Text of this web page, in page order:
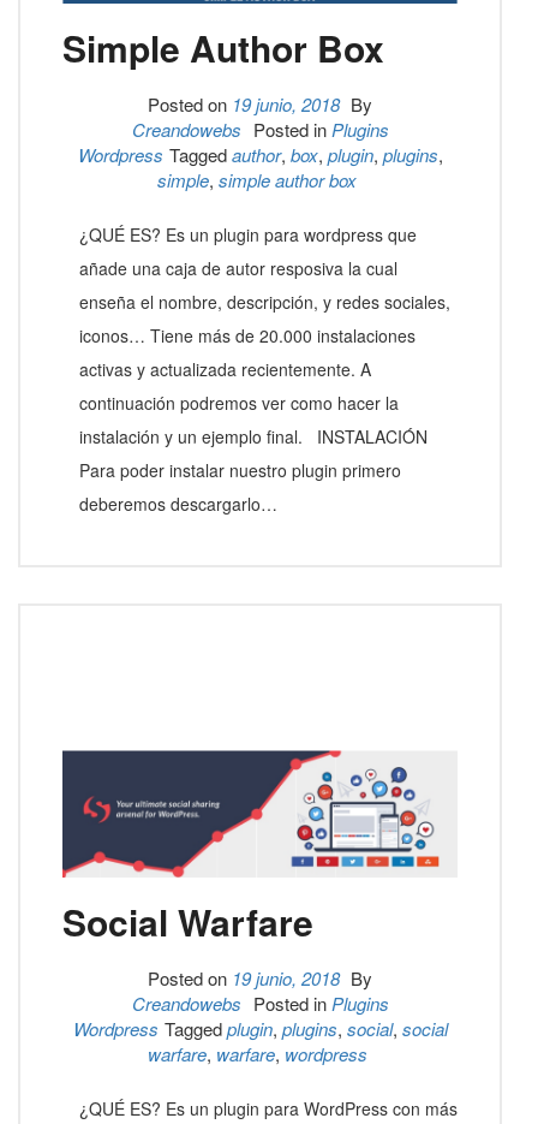
Simple Author Box
Posted on 19 junio, 2018 By
Creandowebs Posted in Plugins
Wordpress Taggedauthor, box, plugin, plugins,
simple, simple author box
¿QUÉ ES? Es un plugin para wordpress que
añade una caja de autor resposiva la cual
enseña el nombre, descripción, y redes sociales,
iconos… Tiene más de 20.000 instalaciones
activas y actualizada recientemente. A
continuación podremos ver como hacer la
instalación y un ejemplo final. INSTALACIÓN
Para poder instalar nuestro plugin primero
deberemos descargarlo…
Social Warfare
Posted on 19 junio, 2018 By
Creandowebs Posted in Plugins
Wordpress Taggedplugin, plugins, social, social
warfare, warfare, wordpress
¿QUÉ ES? Es un plugin para WordPress con más